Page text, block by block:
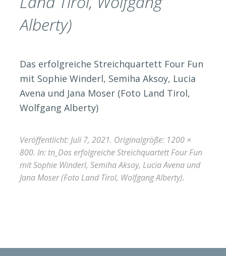
Alberty)
Das erfolgreiche Streichquartett Four Fun
mit Sophie Winderl, Semiha Aksoy, Lucia
Avena und Jana Moser (Foto Land Tirol,
Wolfgang Alberty)
Veröffentlicht: Juli 7, 2021. Originalgröße: 1200 ×
800. In: tn_Das erfolgreiche Streichquartett Four Fun
mit Sophie Winderl, Semiha Aksoy, Lucia Avena und
Jana Moser (Foto Land Tirol, Wolfgang Alberty).